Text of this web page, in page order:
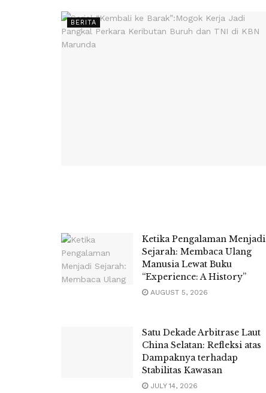
BERITA
Ketika Pengalaman Menjadi
Sejarah: Membaca Ulang
Manusia Lewat Buku
“Experience: A History”
AUGUST 5, 2026
Satu Dekade Arbitrase Laut
China Selatan: Refleksi atas
Dampaknya terhadap
Stabilitas Kawasan
JULY 14, 2026